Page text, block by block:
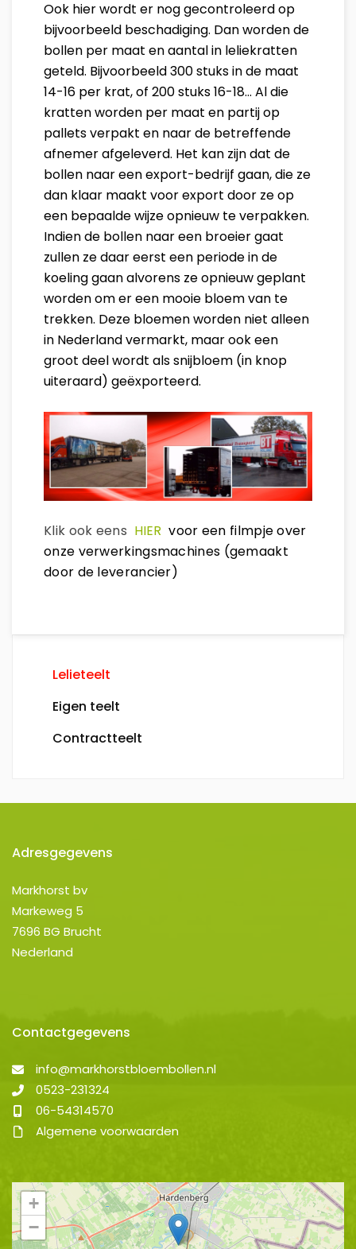
Ook hier wordt er nog gecontroleerd op
bijvoorbeeld beschadiging. Dan worden de
bollen per maat en aantal in leliekratten
geteld. Bijvoorbeeld 300 stuks in de maat
14-16 per krat, of 200 stuks 16-18... Al die
kratten worden per maat en partij op
pallets verpakt en naar de betreffende
afnemer afgeleverd. Het kan zijn dat de
bollen naar een export-bedrijf gaan, die ze
dan klaar maakt voor export door ze op
een bepaalde wijze opnieuw te verpakken.
Indien de bollen naar een broeier gaat
zullen ze daar eerst een periode in de
koeling gaan alvorens ze opnieuw geplant
worden om er een mooie bloem van te
trekken. Deze bloemen worden niet alleen
in Nederland vermarkt, maar ook een
groot deel wordt als snijbloem (in knop
uiteraard) geëxporteerd.
Klik ook eens HIER voor een filmpje over
onze verwerkingsmachines (gemaakt
door de leverancier)
Lelieteelt
Eigen teelt
Contractteelt
Adresgegevens
Markhorst bv
Markeweg 5
7696 BG Brucht
Nederland
Contactgegevens
info@markhorstbloembollen.nl
0523-231324
06-54314570
Algemene voorwaarden
+
−